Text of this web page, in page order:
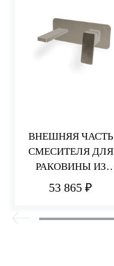
ВНЕШНЯЯ ЧАСТЬ
СМЕСИТЕЛЯ ДЛЯ
РАКОВИНЫ ИЗ
СТЕНЫ 110 ММ
53 865 ₽